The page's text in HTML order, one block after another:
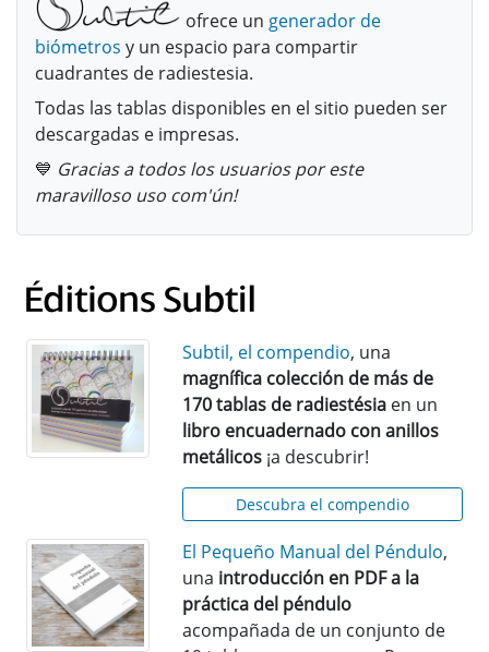
ofrece un generador de
biómetros y un espacio para compartir
cuadrantes de radiestesia.
Todas las tablas disponibles en el sitio pueden ser
descargadas e impresas.
💙 Gracias a todos los usuarios por este
maravilloso uso com'ún!
Subtil, el compendio, una
magnífica colección de más de
170 tablas de radiestésia en un
libro encuadernado con anillos
metálicos ¡a descubrir!
Descubra el compendio
El Pequeño Manual del Péndulo,
una introducción en PDF a la
práctica del péndulo
acompañada de un conjunto de